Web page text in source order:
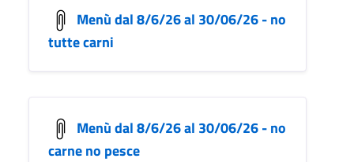
Menù dal 8/6/26 al 30/06/26 - no
tutte carni
Menù dal 8/6/26 al 30/06/26 - no
carne no pesce